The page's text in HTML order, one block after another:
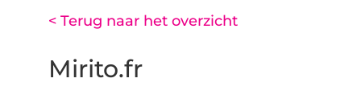
< Terug naar het overzicht
Mirito.fr